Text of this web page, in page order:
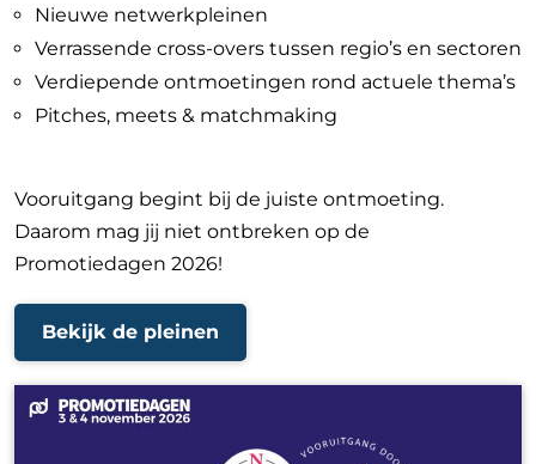
Nieuwe netwerkpleinen
Verrassende cross-overs tussen regio’s en sectoren
Verdiepende ontmoetingen rond actuele thema’s
Pitches, meets & matchmaking
Vooruitgang begint bij de juiste ontmoeting.
Daarom mag jij niet ontbreken op de
Promotiedagen 2026!
Bekijk de pleinen